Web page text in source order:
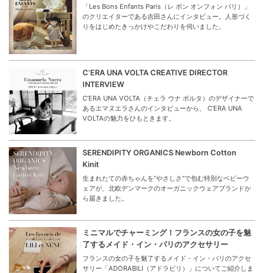
「Les Bons Enfants Paris（レ ボン オンフォン パリ）」
のクリエイターである吉田さんにインタビュー。人形づく
りをはじめたきっかけやこだわりを伺いました。
C’ERA UNA VOLTA CREATIVE DIRECTOR
INTERVIEW
C’ERA UNA VOLTA（チェラ ウナ ボルタ）のデザイナーで
あるエマヌエラさんのインタビューから、 C’ERA UNA
VOLTAの魅力をひもときます。
SERENDIPITY ORGANICS Newborn Cotton
Kinit
生まれたての赤ちゃんを“やさしさ”で包む特別なベビーウ
ェアが、北欧デンマークのオーガニックウェアブランドか
ら届きました。
ミニマルでチャーミング！フランスの女の子を魅
了するメイド・イン・パリのアクセサリー
フランスの女の子を魅了するメイド・イン・パリのアクセ
サリー「ADORABILI（アドラビリ）」についてご紹介しま